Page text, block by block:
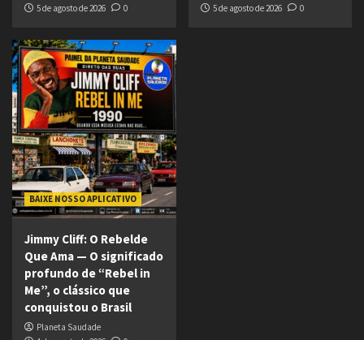
5 de agosto de 2026
0
5 de agosto de 2026
0
BAIXE NOSSO APLICATIVO
Jimmy Cliff: O Rebelde
Que Ama — O significado
profundo de “Rebel in
Me”, o clássico que
conquistou o Brasil
Planeta Saudade